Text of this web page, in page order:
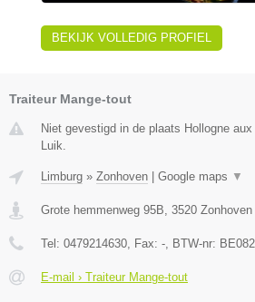
BEKIJK VOLLEDIG PROFIEL
Traiteur Mange-tout
Niet gevestigd in de plaats Hollogne
Luik.
Limburg » Zonhoven Google maps ▼
Grote hemmenweg 95B 3520 Zonhoven
Tel: 0479214630 , Fax: - , BTW-nr:
E-mail › Traiteur Mange-tout